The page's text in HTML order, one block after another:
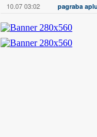
10.07 03:02 pagraba